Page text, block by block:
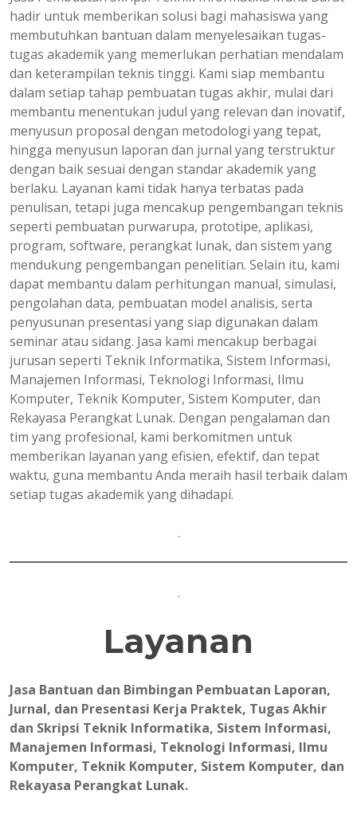
hadir untuk memberikan solusi bagi mahasiswa yang
membutuhkan bantuan dalam menyelesaikan tugas-
tugas akademik yang memerlukan perhatian mendalam
dan keterampilan teknis tinggi. Kami siap membantu
dalam setiap tahap pembuatan tugas akhir, mulai dari
membantu menentukan judul yang relevan dan inovatif,
menyusun proposal dengan metodologi yang tepat,
hingga menyusun laporan dan jurnal yang terstruktur
dengan baik sesuai dengan standar akademik yang
berlaku. Layanan kami tidak hanya terbatas pada
penulisan, tetapi juga mencakup pengembangan teknis
seperti pembuatan purwarupa, prototipe, aplikasi,
program, software, perangkat lunak, dan sistem yang
mendukung pengembangan penelitian. Selain itu, kami
dapat membantu dalam perhitungan manual, simulasi,
pengolahan data, pembuatan model analisis, serta
penyusunan presentasi yang siap digunakan dalam
seminar atau sidang. Jasa kami mencakup berbagai
jurusan seperti Teknik Informatika, Sistem Informasi,
Manajemen Informasi, Teknologi Informasi, Ilmu
Komputer, Teknik Komputer, Sistem Komputer, dan
Rekayasa Perangkat Lunak. Dengan pengalaman dan
tim yang profesional, kami berkomitmen untuk
memberikan layanan yang efisien, efektif, dan tepat
waktu, guna membantu Anda meraih hasil terbaik dalam
setiap tugas akademik yang dihadapi.
.
.
Layanan
Jasa Bantuan dan Bimbingan Pembuatan Laporan,
Jurnal, dan Presentasi Kerja Praktek, Tugas Akhir
dan Skripsi Teknik Informatika, Sistem Informasi,
Manajemen Informasi, Teknologi Informasi, Ilmu
Komputer, Teknik Komputer, Sistem Komputer, dan
Rekayasa Perangkat Lunak.